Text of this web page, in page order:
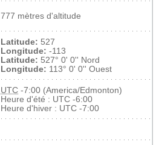
777 mètres d'altitude
Latitude: 527
Longitude: -113
Latitude: 527° 0' 0'' Nord
Longitude: 113° 0' 0'' Ouest
UTC -7:00 (America/Edmonton)
Heure d'été : UTC -6:00
Heure d'hiver : UTC -7:00